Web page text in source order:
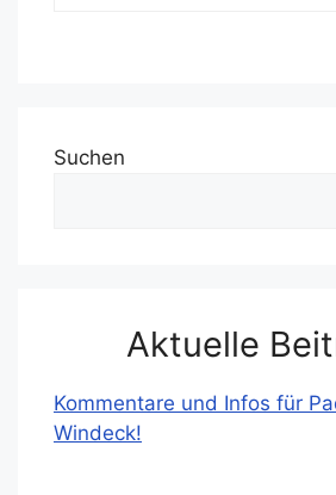
Suchen
Aktuelle
Kommentare und Infos für
Windeck!